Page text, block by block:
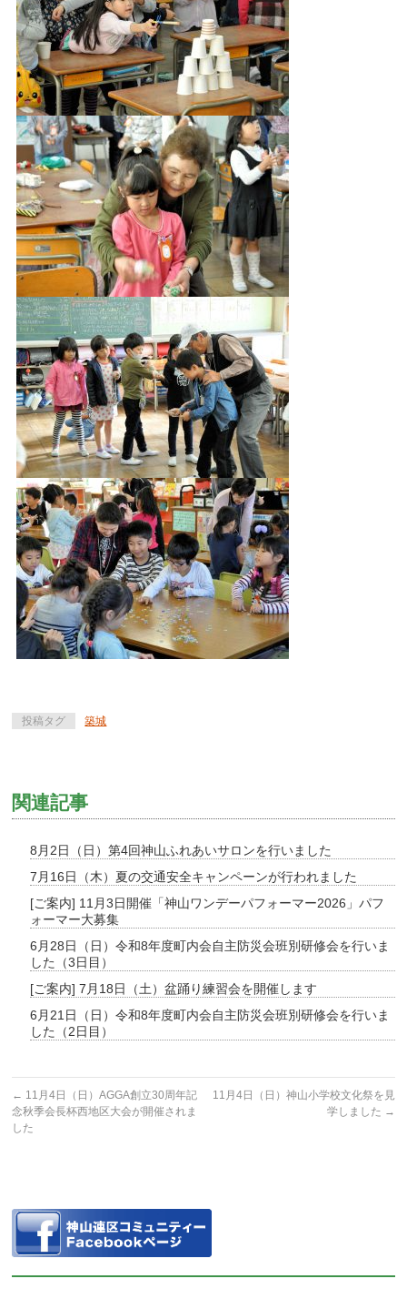
投稿タグ 築城
関連記事
8月2日（日）第4回神山ふれあいサロンを行いました
7月16日（木）夏の交通安全キャンペーンが行われました
[ご案内] 11月3日開催「神山ワンデーパフォーマー2026」パフ
ォーマー大募集
6月28日（日）令和8年度町内会自主防災会班別研修会を行いま
した（3日目）
[ご案内] 7月18日（土）盆踊り練習会を開催します
6月21日（日）令和8年度町内会自主防災会班別研修会を行いま
した（2日目）
← 11月4日（日）AGGA創立30周年記
念秋季会長杯西地区大会が開催されま
した
11月4日（日）神山小学校文化祭を見
学しました →